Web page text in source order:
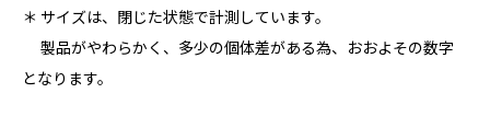
＊ サイズは、閉じた状態で計測しています。
製品がやわらかく、多少の個体差がある為、おおよその数字
となります。